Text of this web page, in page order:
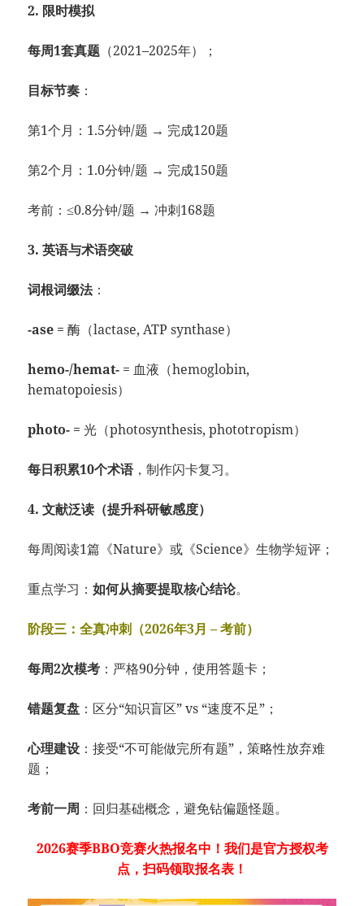
2. 限时模拟
每周1套真题 （2021–2025年）；
目标节奏 ：
第1个月：1.5分钟/题 → 完成120题
第2个月：1.0分钟/题 → 完成150题
考前：≤0.8分钟/题 → 冲刺168题
3. 英语与术语突破
词根词缀法：
-ase = 酶（lactase, ATP synthase）
hemo-/hemat- = 血液（hemoglobin,
hematopoiesis）
photo- = 光（photosynthesis, phototropism）
每日积累10个术语，制作闪卡复习。
4. 文献泛读（提升科研敏感度）
每周阅读1篇《Nature》或《Science》生物学短评；
重点学习：如何从摘要提取核心结论。
阶段三：全真冲刺（2026年3月 – 考前）
每周2次模考 ：严格90分钟，使用答题卡；
错题复盘 ：区分“知识盲区” vs “速度不足”；
心理建设 ：接受“不可能做完所有题”，策略性放弃难
题；
考前一周 ：回归基础概念，避免钻偏题怪题。
2026赛季BBO竞赛火热报名中！我们是官方授权考
点，扫码领取报名表！